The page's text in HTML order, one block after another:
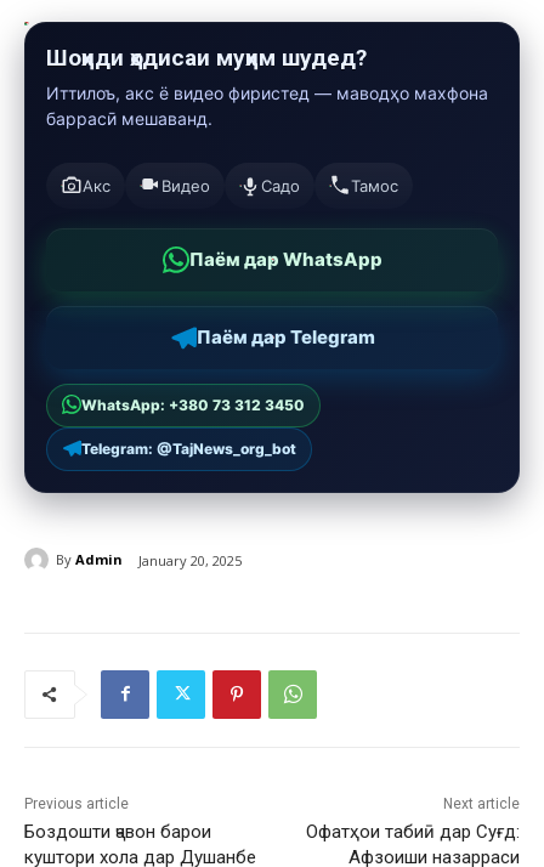
Шоҳиди ҳодисаи муҳим шудед?
Иттилоъ, акс ё видео фиристед — маводҳо махфона
баррасӣ мешаванд.
Акс Видео Садо Тамос
Паём дар WhatsApp
Паём дар Telegram
WhatsApp: +380 73 312 3450
Telegram: @TajNews_org_bot
By Admin January 20, 2025
Previous article
Боздошти ҷавон барои
куштори хола дар Душанбе
Next article
Офатҳои табиӣ дар Суғд:
Афзоиши назарраси